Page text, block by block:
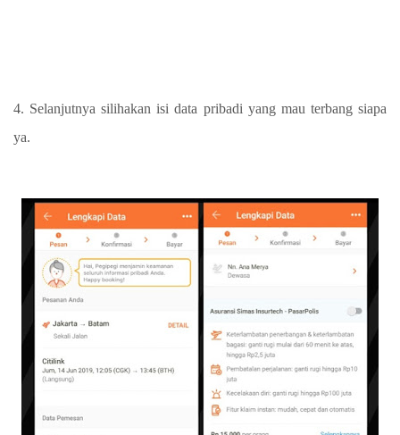
4. Selanjutnya silihakan isi data pribadi yang mau terbang siapa
ya.